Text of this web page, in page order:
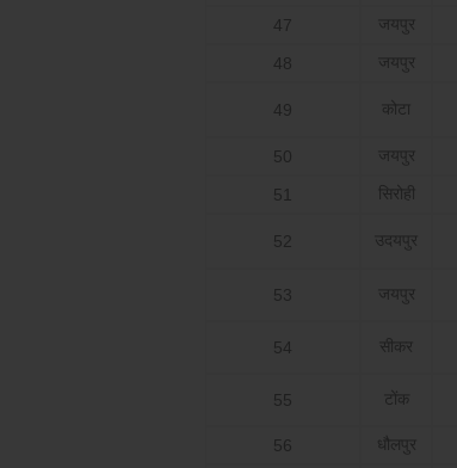
47 जयपुर
48 जयपुर
49 कोटा
50
जयपुर
51 सिरोही
52 उदयपुर
53 जयपुर
54 सीकर
55 टोंक
56 धौलपुर